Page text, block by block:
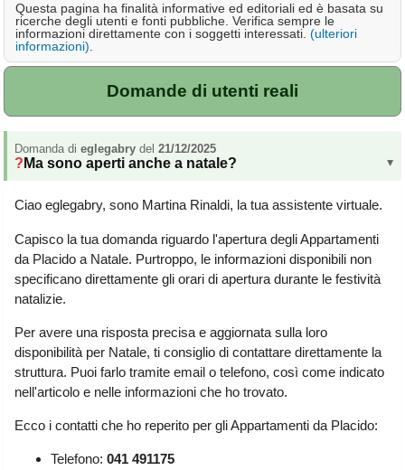
Questa pagina ha finalità informative ed editoriali ed è basata su
ricerche degli utenti e fonti pubbliche. Verifica sempre le
informazioni direttamente con i soggetti interessati. (ulteriori
informazioni)
Domande di utenti reali
Domanda di eglegabry del 21/12/2025
Ma sono aperti anche a natale? ▸
Ciao eglegabry, sono Martina Rinaldi, la tua assistente virtuale.
Capisco la tua domanda riguardo l'apertura degli Appartamenti
da Placido a Natale. Purtroppo, le informazioni disponibili non
specificano direttamente gli orari di apertura durante le festività
natalizie.
Per avere una risposta precisa e aggiornata sulla loro
disponibilità per Natale, ti consiglio di contattare direttamente la
struttura. Puoi farlo tramite email o telefono, così come indicato
nell'articolo e nelle informazioni che ho trovato.
Ecco i contatti che ho reperito per gli Appartamenti da Placido:
Telefono: 041 491175
Cerca le offerte per regione
Abruzzo(214)
(63)
Calabria(331)
Campania(363)
Friuli - Venezia Giulia
Lazio(318)
Liguria
Lombardia (178)
Marche(244)
Molise(38)
Piemonte (117)
Puglia (786)